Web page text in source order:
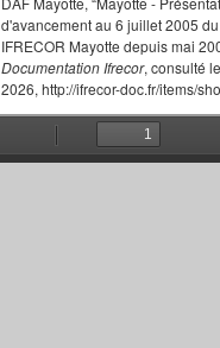
d'avancement au 6 juillet 2005
IFRECOR Mayotte depuis mai
Documentation Ifrecor, consulté
2026, http://ifrecor-doc.fr/items/